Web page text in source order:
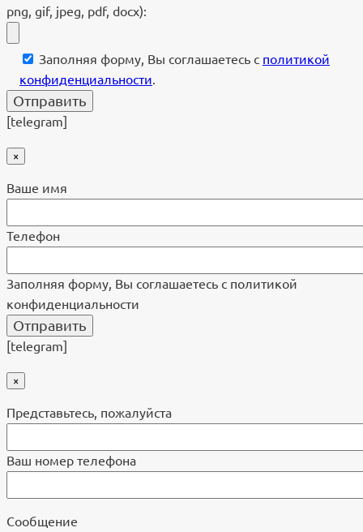
png, gif, jpeg, pdf, docx):
Заполняя форму, Вы соглашаетесь с политикой
конфиденциальности.
[telegram]
×
Ваше имя
Телефон
Заполняя форму, Вы соглашаетесь с политикой
конфиденциальности
[telegram]
×
Представьтесь, пожалуйста
Ваш номер телефона
Cообщение